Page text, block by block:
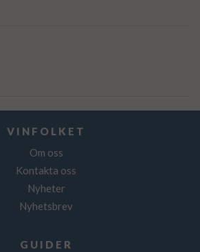
VINFOLKET
Om oss
Kontakta oss
Nyheter
Nyhetsbrev
GUIDER